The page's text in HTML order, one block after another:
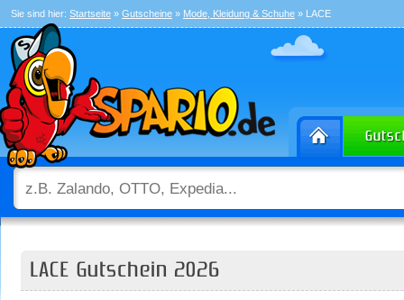
Sie sind hier: Startseite » Gutscheine » Mode, Kleidung & Schuhe » LACE
LACE Gutschein 2026